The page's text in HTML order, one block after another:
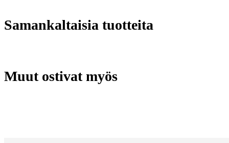
Samankaltaisia tuotteita
Muut ostivat myös